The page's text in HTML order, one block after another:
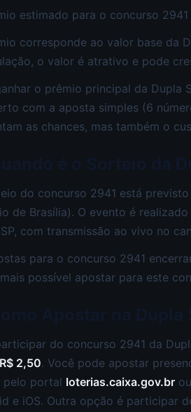
estimado para o concurso
corresponde ao valor base da
o valor é atrativo e pode
o prêmio principal da Dupla
com a aposta simples (6
as chances, mas também o
do concurso 2941 está previsto
de Brasília). O evento é
com transmissão ao vivo no
para o concurso 2941
possível apostar para este
do concurso 2941 da
R$ 2,50. Você pode apostar
pelo portal loterias.caixa.gov.br
e iOS. Outra opção é participar